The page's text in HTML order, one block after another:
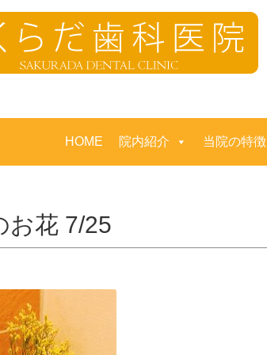
HOME 院内紹介 当院の特徴
お花 7/25